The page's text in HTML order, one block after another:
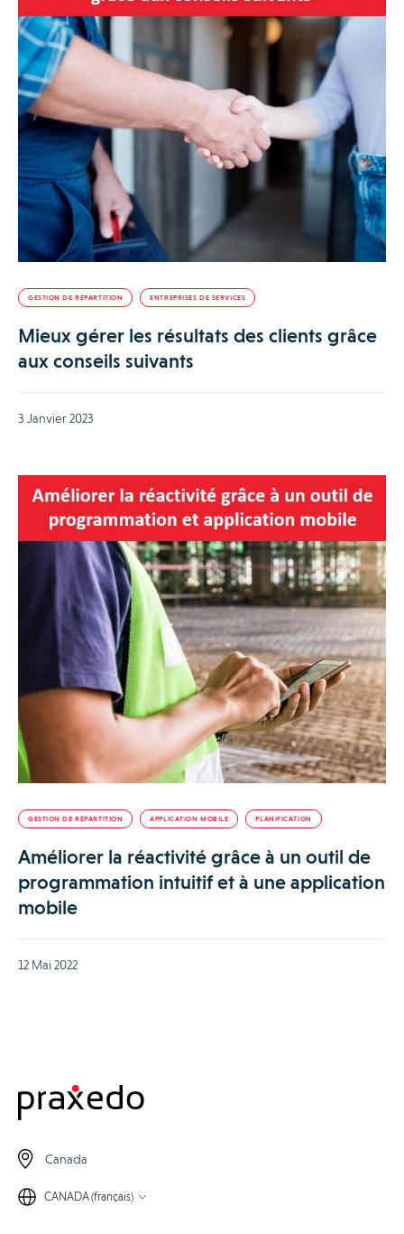
GESTION DE RÉPARTITION ENTREPRISES DE SERVICES
Mieux gérer les résultats des clients grâce
aux conseils suivants
3 Janvier 2023
GESTION DE RÉPARTITION APPLICATION MOBILE PLANIFICATION
Améliorer la réactivité grâce à un outil de
programmation intuitif et à une application
mobile
12 Mai 2022
Canada
CANADA (français)